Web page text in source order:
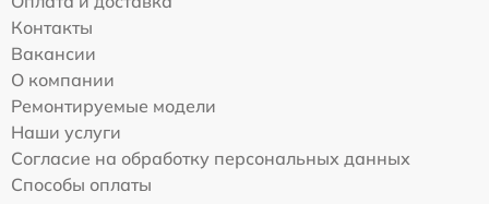
Контакты
Вакансии
О компании
Ремонтируемые модели
Наши услуги
Согласие на обработку персональных данных
Способы оплаты